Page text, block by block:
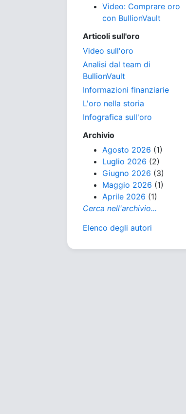
Video: Comprare oro
con BullionVault
Articoli sull'oro
Video sull'oro
Analisi dal team di
BullionVault
Informazioni finanziarie
L'oro nella storia
Infografica sull'oro
Archivio
Agosto 2026 (1)
Luglio 2026 (2)
Giugno 2026 (3)
Maggio 2026 (1)
Aprile 2026 (1)
Cerca nell'archivio...
Elenco degli autori